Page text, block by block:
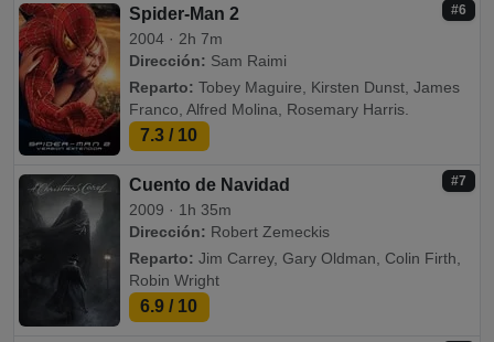
#6
Spider-Man 2
2004 · 2h 7m
Dirección: Sam Raimi
Reparto: Tobey Maguire, Kirsten Dunst, James
Franco, Alfred Molina, Rosemary Harris.
7.3 / 10
#7
Cuento de Navidad
2009 · 1h 35m
Dirección: Robert Zemeckis
Reparto: Jim Carrey, Gary Oldman, Colin Firth,
Robin Wright
6.9 / 10